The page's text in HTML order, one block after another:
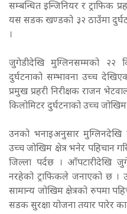
सम्बन्धित इन्जिनियर र ट्राफिक
यस सडक खण्डको ३२ ठाउँमा
।
जुगेडीदेखि मुग्लिनसम्मको २२
दुर्घटनाको सम्भावना उच्च
प्रमुख प्रहरी निरीक्षक राजन
किलोमिटर दुर्घटनाको उच्च जोखिम
उनको भनाइअनुसार मुग्लिनदेखि
उच्च जोखिम क्षेत्र भनेर पहिचान
जिल्ला पर्दछ । आँपटारीदेखि
नरहेको ट्राफिकले जनाएको छ
सामान्य जोखिम क्षेत्रको रुपमा
सडक सुरक्षा योजना तयार पारेर